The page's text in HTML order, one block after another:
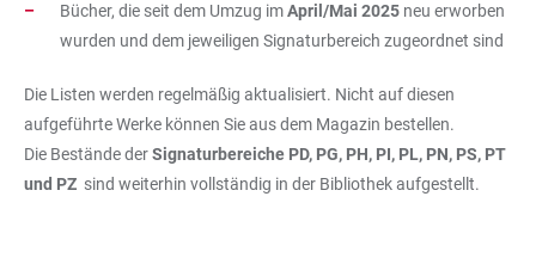
Bücher, die seit dem Umzug imApril/Mai 2025 neu erworben
wurden und dem jeweiligen Signaturbereich zugeordnet sind
Die Listen werden regelmäßig aktualisiert. Nicht auf diesen
aufgeführte Werke können Sie aus dem Magazin bestellen.
Die Bestände derSignaturbereiche PD, PG, PH, PI, PL, PN, PS, PT
und PZ sind weiterhin vollständig in der Bibliothek aufgestellt.